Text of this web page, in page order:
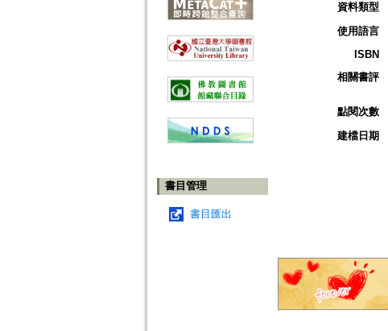
書目管理
書目匯出
資料類型
使用語言
ISBN
相關書評
點閱次數
建檔日期